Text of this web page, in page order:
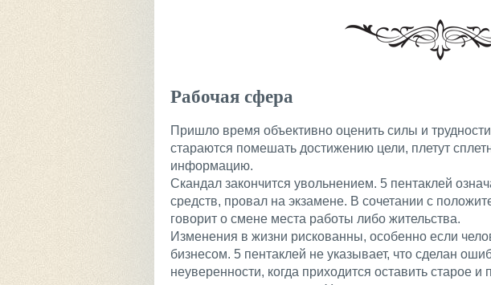
Рабочая сфера
Пришло время объективно оценить силы и
стараются помешать достижению цели, плетут
информацию.
Скандал закончится увольнением. 5 пентаклей
средств, провал на экзамене. В сочетании с
говорит о смене места работы либо жительства.
Изменения в жизни рискованны, особенно если
бизнесом. 5 пентаклей не указывает, что сделан
неуверенности, когда приходится оставить старое